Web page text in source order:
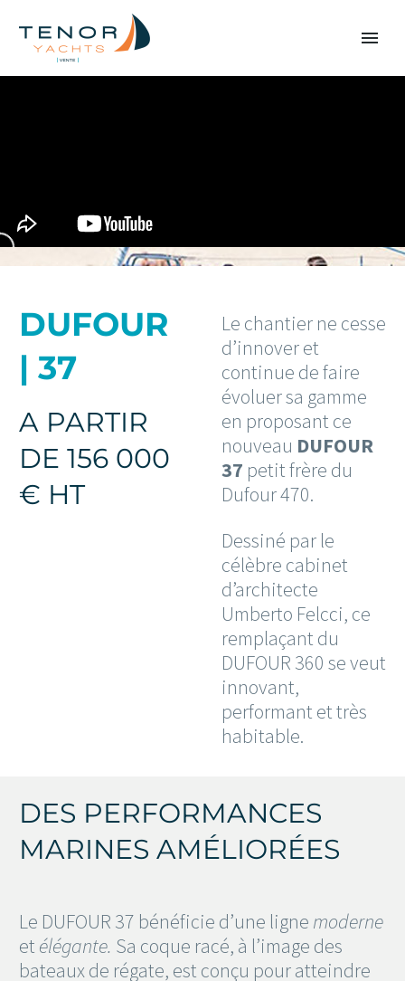
DUFOUR
| 37
A PARTIR
DE 156 000
€ HT
Le chantier ne cesse
d’innover et
continue de faire
évoluer sa gamme
en proposant ce
nouveau DUFOUR
37 petit frère du
Dufour 470.
Dessiné par le
célèbre cabinet
d’architecte
Umberto Felcci, ce
remplaçant du
DUFOUR 360 se veut
innovant,
performant et très
habitable.
DES PERFORMANCES
MARINES AMÉLIORÉES
Le DUFOUR 37 bénéficie d’une ligne moderne
et élégante. Sa coque racé, à l’image des
bateaux de régate, est conçu pour atteindre